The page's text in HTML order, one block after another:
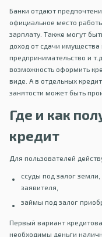
Банки отдают
официальное место
зарплату. Также могут
доход от сдачи имущества
предпринимательство и
возможность оформить
виде. А в отдельных
занятости может быть
Где и как
кредит
Для пользователей
ссуды под залог
заявителя,
займы под залог
Первый вариант
необходимы деньги